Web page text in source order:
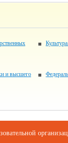
и высшего